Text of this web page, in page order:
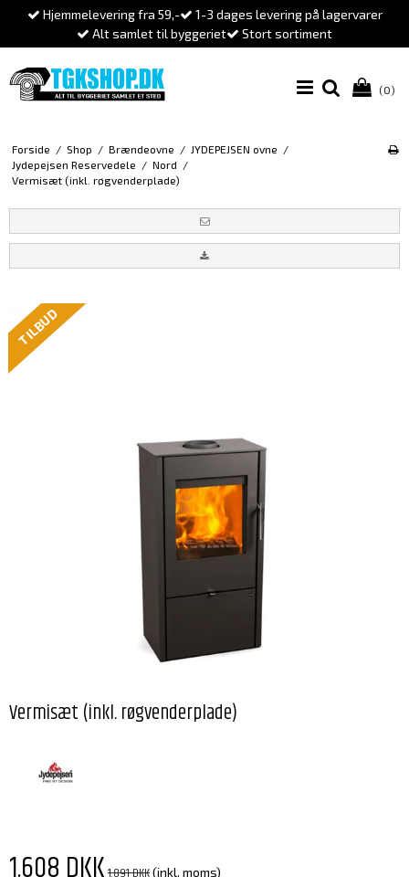
Hjemmelevering fra 59,-
1-3 dages levering på lagervarer
Alt samlet til byggeriet
Stort sortiment
(0)
Forside / Shop / Brændeovne / JYDEPEJSEN ovne /
Jydepejsen Reservedele / Nord /
Vermisæt (inkl. røgvenderplade)
TILBUD
Vermisæt (inkl. røgvenderplade)
(inkl. moms)